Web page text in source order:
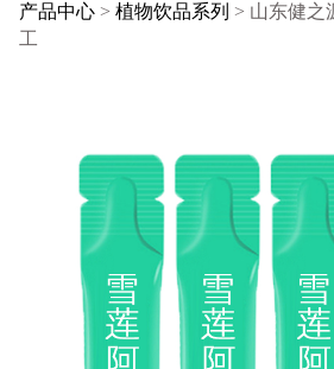
山东健之源：
产品中心> 植物饮品系列 > 山东健之
工